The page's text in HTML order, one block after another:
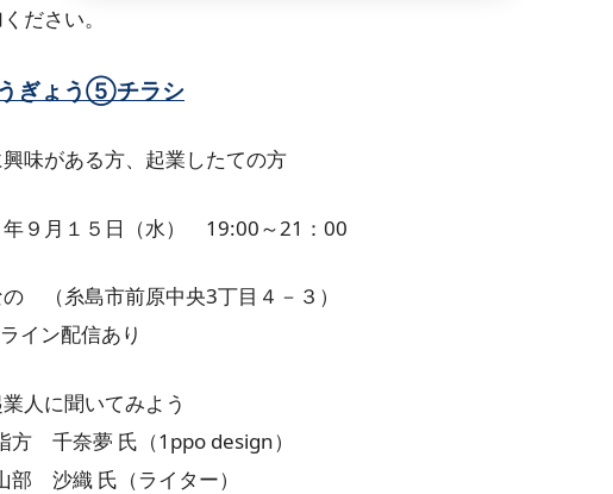
ださい。
ぎょう⑤チラシ
味がある方、起業したての方
９月１５日（水） 19:00～21：00
（糸島市前原中央3丁目４－３）
配信あり
人に聞いてみよう
夢 氏（1ppo design）
氏（ライター）